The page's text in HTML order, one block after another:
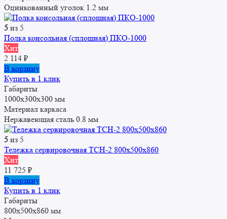
Оцинкованный уголок 1.2 мм
5 из 5
Полка консольная (сплошная) ПКО-1000
Хит
2 114 ₽
В корзину
Купить в 1 клик
Габариты
1000x300x300 мм
Материал каркаса
Нержавеющая сталь 0.8 мм
5 из 5
Тележка сервировочная ТСН-2 800х500х860
Хит
11 725 ₽
В корзину
Купить в 1 клик
Габариты
800х500х860 мм